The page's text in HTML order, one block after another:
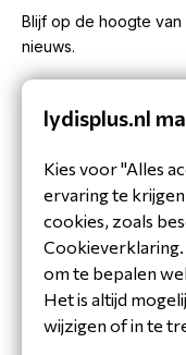
Blijf op de hoogte van
nieuws.
30 jaar ervaring in
Toegewijd
ondersteuningsteam
lydisplus.nl
Kies voor "Alles
ervaring te
cookies, zoals
Cookieverklaring.
om te bepalen
Het is altijd
wijzigen of in te